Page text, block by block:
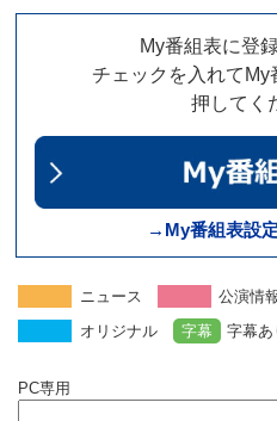
My番組表に登
チェックを入れてMy
押してく
→My番組表設
ニュース 公演情
オリジナル
字幕 字幕あ
PC専用